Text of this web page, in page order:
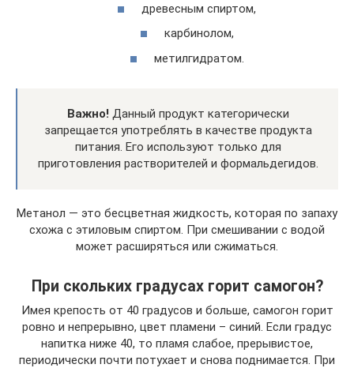
древесным спиртом,
карбинолом,
метилгидратом.
Важно! Данный продукт категорически
запрещается употреблять в качестве продукта
питания. Его используют только для
приготовления растворителей и формальдегидов.
Метанол — это бесцветная жидкость, которая по запаху
схожа с этиловым спиртом. При смешивании с водой
может расширяться или сжиматься.
При скольких градусах горит самогон?
Имея крепость от 40 градусов и больше, самогон горит
ровно и непрерывно, цвет пламени – синий. Если градус
напитка ниже 40, то пламя слабое, прерывистое,
периодически почти потухает и снова поднимается. При